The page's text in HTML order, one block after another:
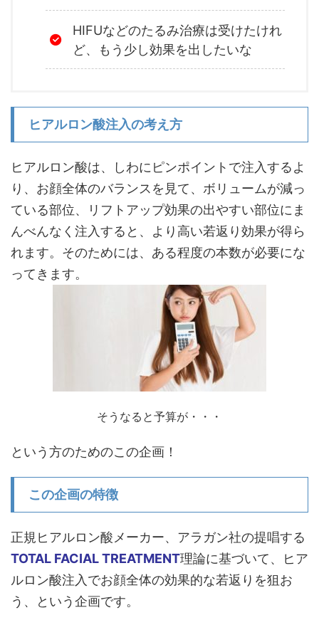
HIFUなどのたるみ治療は受けたけれ
ど、もう少し効果を出したいな
ヒアルロン酸注入の考え方
ヒアルロン酸は、しわにピンポイントで注入するよ
り、お顔全体のバランスを見て、ボリュームが減っ
ている部位、リフトアップ効果の出やすい部位にま
んべんなく注入すると、より高い若返り効果が得ら
れます。そのためには、ある程度の本数が必要にな
ってきます。
そうなると予算が・・・
という方のためのこの企画！
この企画の特徴
正規ヒアルロン酸メーカー、アラガン社の提唱する
TOTAL FACIAL TREATMENT理論に基づいて、ヒア
ルロン酸注入でお顔全体の効果的な若返りを狙お
う、という企画です。